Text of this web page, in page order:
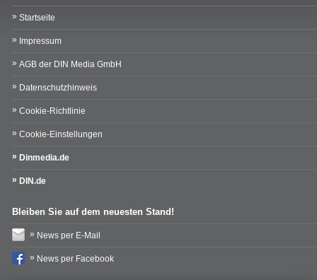
Startseite
Impressum
AGB der DIN Media GmbH
Datenschutzhinweis
Cookie-Richtlinie
Cookie-Einstellungen
Dinmedia.de
DIN.de
Bleiben Sie auf dem neuesten Stand!
News per E-Mail
News per Facebook